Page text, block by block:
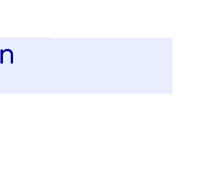
num%C3%A9rique?page-id=29196%3A127964&node-